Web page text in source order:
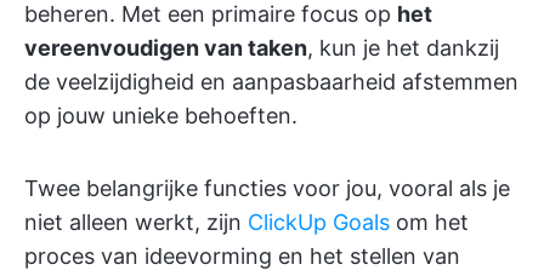
beheren. Met een primaire focus op het
vereenvoudigen van taken, kun je het dankzij
de veelzijdigheid en aanpasbaarheid afstemmen
op jouw unieke behoeften.
Twee belangrijke functies voor jou, vooral als je
niet alleen werkt, zijn ClickUp Goals om het
proces van ideevorming en het stellen van